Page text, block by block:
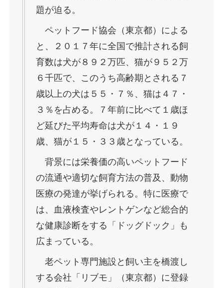
題が迫る。
ペットフード協会（東京都）による
と、２０１７年に全国で推計される飼
育数は犬が８９２万匹、猫が９５２万
６千匹で、このうち高齢期とされる７
歳以上の犬は５５・７％、猫は４７・
３％を占める。７年前に比べて１歳ほ
ど延びた平均寿命は犬が１４・１９
歳、猫が１５・３３歳となっている。
背景には栄養価の高いペットフード
の流通や適切な飼育方法の普及、動物
医療の発達が挙げられる。特に医療で
は、血液検査やレントゲンなど総合的
な健康診断をする「ドッグドック」も
広まっている。
老ペット専門施設と飼い主を橋渡し
する会社「リブモ」（東京都）に登録